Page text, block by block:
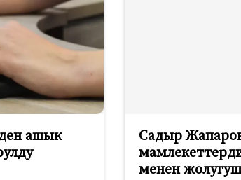
ашык
Садыр
менен